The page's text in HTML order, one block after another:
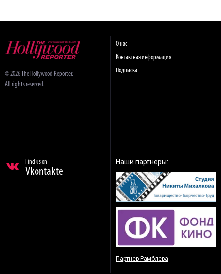
© 2026 The Hollywood Reporter.
All rights reserved.
О нас
Контактная информация
Подписка
Find us on
Vkontakte
Наши партнеры:
Партнер Рамблера